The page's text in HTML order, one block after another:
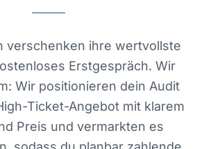
verschenken ihre wertvollste
Erstgespräch. Wir
Wir positionieren dein Audit
Ticket-Angebot mit klarem
Preis und vermarkten es